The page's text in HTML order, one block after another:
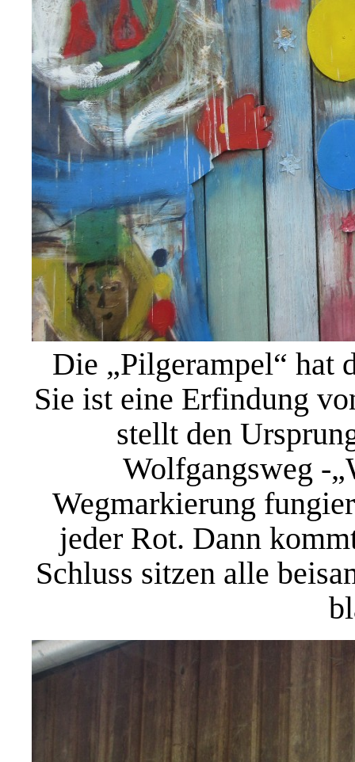
Die „Pilgerampel“ hat
Sie ist eine Erfindung
stellt den
Wolfgangsweg -
Wegmarkierung
jeder Rot. Dann
Schluss sitzen alle